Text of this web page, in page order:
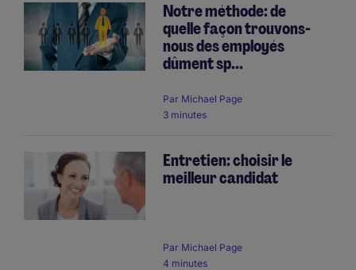
Notre méthode: de
quelle façon trouvons-
nous des employés
dûment sp...
Par Michael Page
3 minutes
Entretien: choisir le
meilleur candidat
Par Michael Page
4 minutes